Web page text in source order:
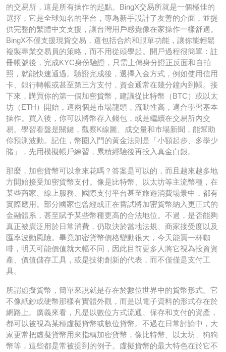
的交易所，這是所有操作的起點。BingX交易所就是一個極佳的
選擇，它是全球知名的平台，專為新手設計了友善的介面，並提
供完整的繁體中文支援，讓台灣用戶感覺像在家操作一樣舒適。
BingX不僅支援現貨交易，還包括合約和跟單功能，讓你能輕鬆
複製專業交易員的策略，而不用從頭學起。開戶過程很簡單：註
冊帳號後，完成KYC身份驗證，只需上傳身分證正反面和自拍
照，就能快速通過。驗證完成後，選擇入金方式，例如使用信用
卡、銀行轉帳或甚至第三方支付，資金通常在幾分鐘內到帳。接
下來，購買你的第一個加密貨幣，建議從比特幣（BTC）或以太
坊（ETH）開始，這兩個是市場龍頭，流動性高，適合學習基本
操作。買入後，你可以將幣存入錢包，或是繼續在交易所內交
易。學習看盤是關鍵，觀察K線圖、成交量和市場新聞，能幫助
你預測波動。記住，幣圈入門的黃金法則是「小額起步、多學少
賭」，先用模擬帳戶練習，累積經驗後再投入真金白銀。
那麼，加密貨幣可以拿來花嗎？答案是可以的，而且越來越多地
方開始接受加密貨幣支付。像是比特幣、以太坊等主流幣種，在
某些商家、線上服務、國際支付平台甚至旅遊消費場景中，都有
實際應用。部分國家也曾經或正在嘗試將加密貨幣納入更正式的
金融體系，甚至賦予某些幣種更高的合法地位。不過，是否能夠
真正被廣泛用於日常消費，仍取決於當地法規、商家接受度以及
匯率波動風險。畢竟加密貨幣價格變動很大，今天能買一杯咖
啡，明天可能價值就大幅不同，因此目前更多人將它視為投資資
產、價值儲存工具，或是技術創新的代表，而不僅僅是支付工
具。
所謂虛擬貨幣，簡單來說就是存在於數位世界中的貨幣形式。它
不像紙鈔或硬幣那樣有實體外觀，而是以電子資料的形式存在於
網路上。廣義來看，凡是以數位方式流通、保存和支付的資產，
都可以被視為某種虛擬貨幣或數位貨幣。不過在日常討論中，大
家更常把虛擬貨幣用來指稱加密貨幣，像比特幣、以太坊、狗狗
幣等，這些都是常被提到的例子。虛擬貨幣的最大特色在於它不